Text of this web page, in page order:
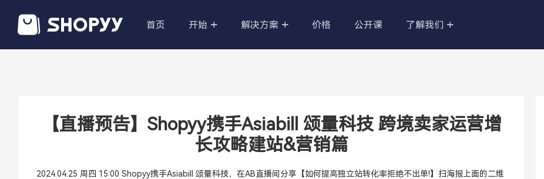
首页 开始 解决方案
启新局势。
国际品牌商店
牌官网
便用，SAAS系统更安全稳定。
价格 公开课 了解我们
【直播预告】Shopyy携手Asiabill 颂量科技 跨境卖家运营增
长攻略建站&营销篇
2024.04.25 周四 15:00 Shopyy携手Asiabill 颂量科技，在AB直播间分享【如何提高独立站转化率拒绝不出单!】扫海报上面的二维